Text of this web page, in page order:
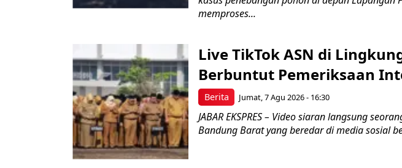
memproses...
Berita
Live TikTok ASN di
Berbuntut Pemeriksaan
Jumat, 7 Agu 2026 - 16:30
JABAR EKSPRES – Video siaran langsung
Bandung Barat yang beredar di media sosial